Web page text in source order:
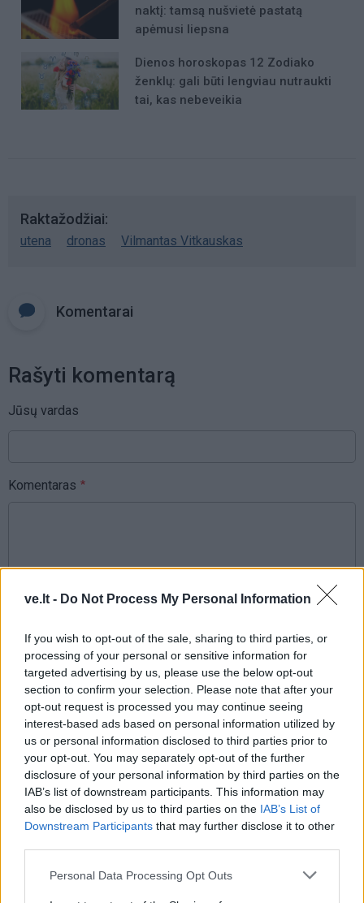
ve.lt - Do Not Process My Personal Information
If you wish to opt-out of the sale, sharing to third parties, or
processing of your personal or sensitive information for
targeted advertising by us, please use the below opt-out
section to confirm your selection. Please note that after your
opt-out request is processed you may continue seeing
interest-based ads based on personal information utilized by
us or personal information disclosed to third parties prior to
your opt-out. You may separately opt-out of the further
disclosure of your personal information by third parties on the
IAB’s list of downstream participants. This information may
also be disclosed by us to third parties on the IAB’s List of
Downstream Participants that may further disclose it to other
Personal Data Processing Opt Outs
naktį: tamsą nušvietė pastatą
apėmusi liepsna
Dienos horoskopas 12 Zodiako
ženklų: gali būti lengviau nutraukti
tai, kas nebeveikia
Raktažodžiai
utena dronas Vilmantas Vitkauskas
Komentarai
Rašyti komentarą
Jūsų vardas
Komentaras
Sutinku sutaisyklėmis
This site is protected by
reCAPTCHA and the Google
Privacy PolicyandTerms of
Serviceapply.